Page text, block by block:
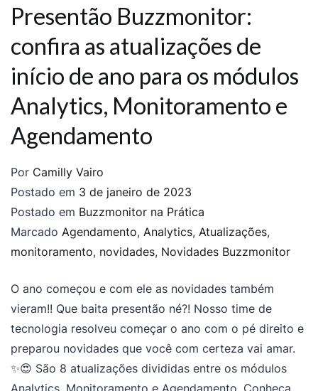
Presentão Buzzmonitor:
confira as atualizações de
início de ano para os módulos
Analytics, Monitoramento e
Agendamento
Por Camilly Vairo
Postado em 3 de janeiro de 2023
Postado em Buzzmonitor na Prática
Marcado Agendamento, Analytics, Atualizações,
monitoramento, novidades, Novidades Buzzmonitor
O ano começou e com ele as novidades também
vieram!! Que baita presentão né?! Nosso time de
tecnologia resolveu começar o ano com o pé direito e
preparou novidades que você com certeza vai amar.
✨😍 São 8 atualizações divididas entre os módulos
Analytics, Monitoramento e Agendamento. Conheça